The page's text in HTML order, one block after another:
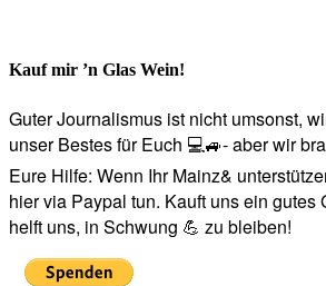
Kauf mir ’n Glas Wein!
Guter Journalismus ist nicht umsonst,
unser Bestes für Euch 💻🚙- aber wir
Eure Hilfe: Wenn Ihr Mainz&
hier via Paypal tun. Kauft uns ein gutes
helft uns, in Schwung 💪 zu bleiben!